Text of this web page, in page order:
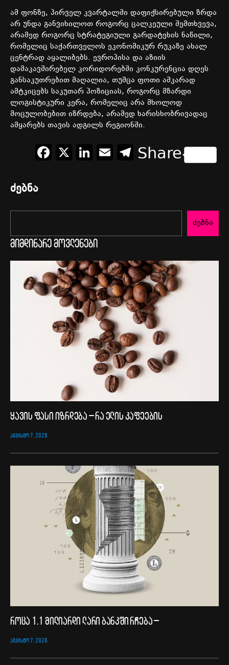
ამ ფონზე, პირველ კვარტალში დაფიქსირებული ზრდა
არ უნდა განვიხილოთ როგორც ცალკეული შემთხვევა,
არამედ როგორც სტრატეგიული გარდატეხის ნაწილი,
რომელიც საქართველოს ეკონომიკურ რუკაზე ახალ
ცენტრად აყალიბებს. ევროპისა და აზიის
დამაკავშირებელ კორიდორებში კონკურენცია დღეს
განსაკუთრებით მაღალია, თუმცა ფოთი აშკარად
ამტკიცებს საკუთარ პოზიციას, როგორც მზარდი
ლოგისტიკური კერა, რომელიც არა მხოლოდ
მოცულობებით იზრდება, არამედ ხარისხობრივადაც
ამყარებს თავის ადგილს რეგიონში.
Facebook
X LinkedIn
EmailTelegram
Share
ძებნა
ძებნა
მიმდინარე მოვლენები
ყავის ფასი იზრდება – რა ელის კაფეების
ᲐᲒᲕᲘᲡᲢᲝ 7, 2026
როცა 1.1 მილიარდი ლარი ბანკში რჩება –
ᲐᲒᲕᲘᲡᲢᲝ 7, 2026